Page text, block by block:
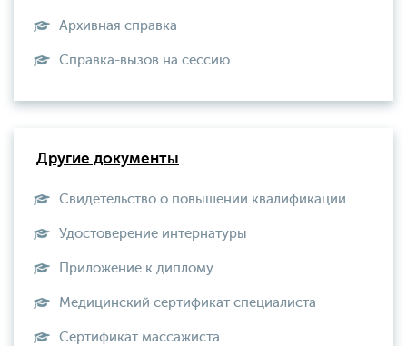
Архивная справка
Справка-вызов на сессию
Другие документы
Свидетельство о повышении квалификации
Удостоверение интернатуры
Приложение к диплому
Медицинский сертификат специалиста
Сертификат массажиста